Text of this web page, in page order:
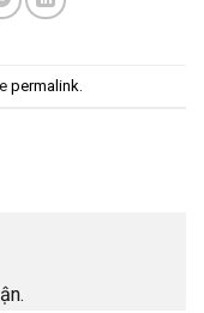
permalink